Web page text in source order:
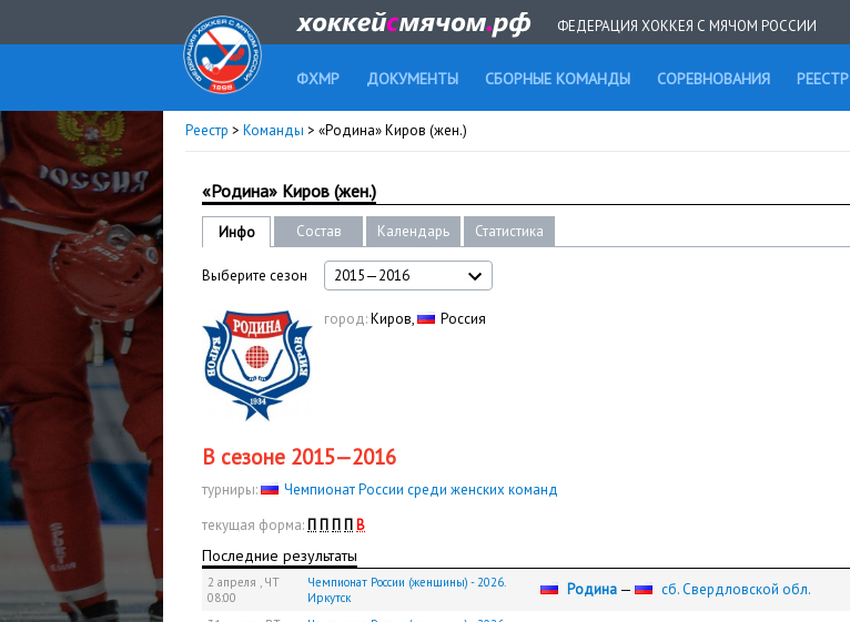
ФЕДЕРАЦИЯ ХОККЕЯ С МЯЧОМ РОССИИ
ФХМР ДОКУМЕНТЫ СБОРНЫЕ КОМАНДЫ СОРЕВНОВАНИЯ РЕЕСТР
Реестр > Команды > «Родина» Киров (жен.)
«Родина» Киров (жен.)
Инфо Состав Календарь Статистика
Выберите сезон 2015—2016
город:Киров, Россия
В сезоне 2015—2016
турниры:
Чемпионат России среди женских команд
текущая форма: П П П П В
Последние результаты
2 апреля , ЧТ
08:00
Чемпионат России (женщины) - 2026.
Иркутск
Родина — сб. Свердловской обл.